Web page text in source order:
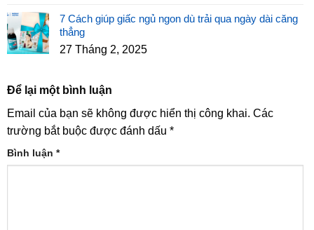
7 Cách giúp giấc ngủ ngon dù trải qua ngày dài căng
thẳng
27 Tháng 2, 2025
Để lại một bình luận
Email của bạn sẽ không được hiển thị công khai. Các
trường bắt buộc được đánh dấu *
Bình luận *